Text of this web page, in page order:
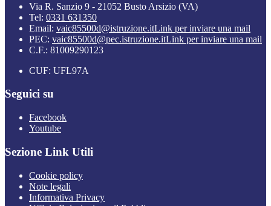
Via R. Sanzio 9 - 21052 Busto Arsizio (VA)
Tel: 0331 631350
Email: vaic85500d@istruzione.itLink per inviare una mail
PEC: vaic85500d@pec.istruzione.itLink per inviare una mail
C.F.: 81009290123
CUF: UFL97A
Seguici su
Facebook
Youtube
Sezione Link Utili
Cookie policy
Note legali
Informativa Privacy